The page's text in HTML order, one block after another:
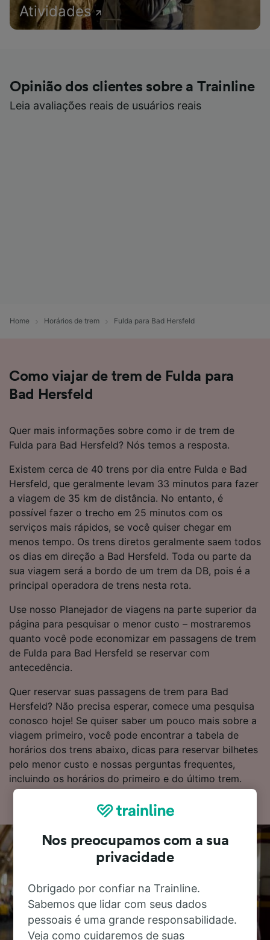
Atividades
Opinião dos clientes sobre a Trainline
Leia avaliações reais de usuários reais
Home Horários de trem Fulda para Bad Hersfeld
Como viajar de trem de Fulda para
Bad Hersfeld
Quer mais informações sobre como ir de trem de
Fulda para Bad Hersfeld? Nós temos a resposta.
Existem cerca de 40 trens por dia entre Fulda e Bad
Hersfeld, que geralmente levam 33 minutos para fazer
a viagem de 35 km de distância. No entanto, é
possível fazer o trecho em 25 minutos com os
serviços mais rápidos, se você quiser chegar em
menos tempo. Os trens diretos geralmente saem todos
os dias em direção a Bad Hersfeld. Toda ou parte da
sua viagem será a bordo de um trem da DB, pois é a
principal operadora de trens nesta rota.
Use nosso Planejador de viagens na parte superior da
página para pesquisar o menor custo – mostraremos
quanto você pode economizar em passagens de trem
de Fulda para Bad Hersfeld se reservar com
antecedência.
Quer reservar suas passagens de trem para Bad
Hersfeld? Não precisa esperar, comece uma pesquisa
conosco hoje! Se quiser saber um pouco mais sobre a
viagem primeiro, você pode encontrar a tabela de
horários dos trens abaixo, dicas para reservar bilhetes
pelo menor custo e nossas perguntas frequentes,
incluindo os horários do primeiro e do último trem.
Nos preocupamos com a sua
privacidade
Obrigado por confiar na Trainline.
Sabemos que lidar com seus dados
pessoais é uma grande responsabilidade.
Veja como cuidaremos de suas